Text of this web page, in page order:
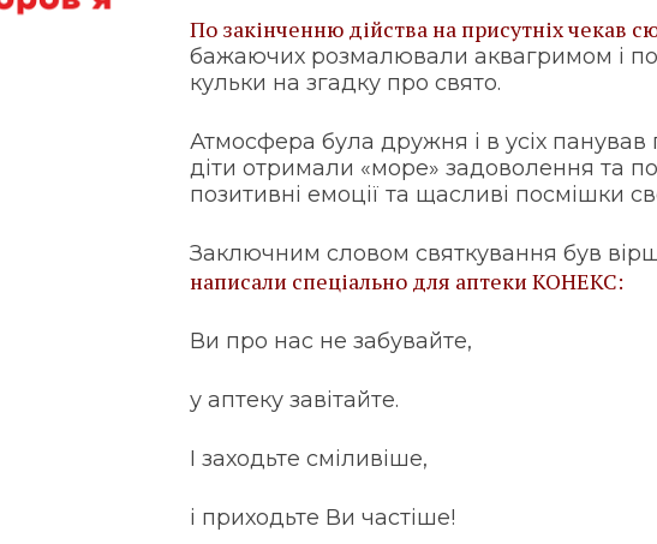
По закінченню дійства на присутніх чекав
бажаючих розмалювали аквагримом і
кульки на згадку про свято.
Атмосфера була дружня і в усіх панував
діти отримали «море» задоволення та
позитивні емоції та щасливі посмішки
Заключним словом святкування був
написали спеціально для аптеки КОНЕКС:
Ви про нас не забувайте,
у аптеку завітайте.
І заходьте сміливіше,
і приходьте Ви частіше!